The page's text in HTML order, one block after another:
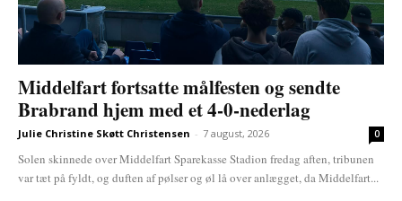
Middelfart fortsatte målfesten og sendte
Brabrand hjem med et 4-0-nederlag
Julie Christine Skøtt Christensen - 7 august, 2026 0
Solen skinnede over Middelfart Sparekasse Stadion fredag aften, tribunen
var tæt på fyldt, og duften af pølser og øl lå over anlægget, da Middelfart...